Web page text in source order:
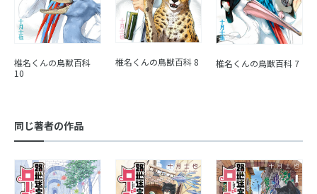
椎名くんの鳥獣百科
10
椎名くんの鳥獣百科 8 椎名くんの鳥獣百科 7
同じ著者の作品